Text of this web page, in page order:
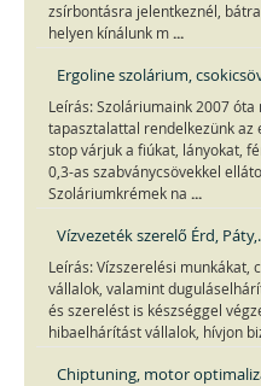
zsírbontásra jelentkeznél,
helyen kínálunk m ...
Ergoline szolárium,
Leírás: Szoláriumaink 2007
tapasztalattal rendelkezünk az
stop várjuk a fiúkat, lányokat,
0,3-as szabványcsövekkel
Szoláriumkrémek na ...
Vízvezeték szerelő Érd,
Leírás: Vízszerelési munkákat,
vállalok, valamint
és szerelést is készséggel
hibaelhárítást vállalok, hívjon
Chiptuning, motor